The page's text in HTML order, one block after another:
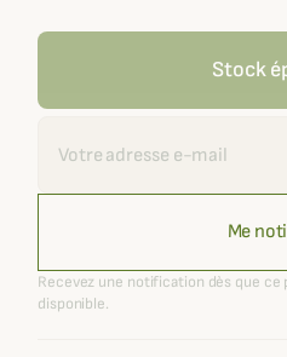
Stock
Me
Recevez une notification dès que ce
disponible.